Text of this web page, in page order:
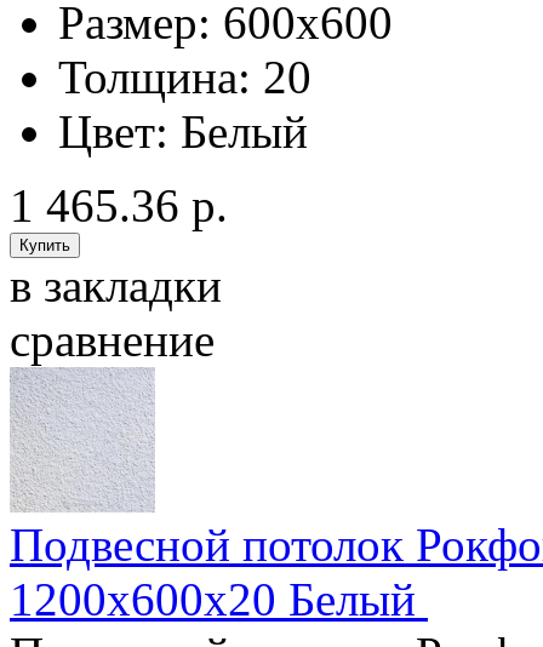
Размер: 600x600
Толщина: 20
Цвет: Белый
1 465.36 р.
в закладки
сравнение
Подвесной потолок
1200x600x20 Белый